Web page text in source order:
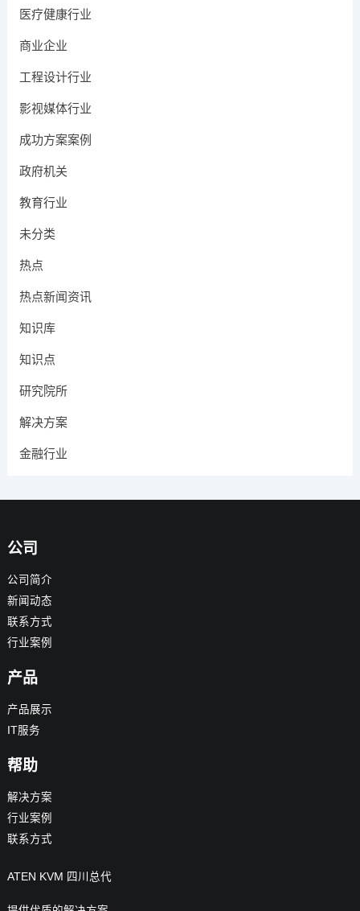
医疗健康行业
商业企业
工程设计行业
影视媒体行业
成功方案案例
政府机关
教育行业
未分类
热点
热点新闻资讯
知识库
知识点
研究院所
解决方案
金融行业
公司
公司简介
新闻动态
联系方式
行业案例
产品
产品展示
IT服务
帮助
解决方案
行业案例
联系方式
ATEN KVM 四川总代